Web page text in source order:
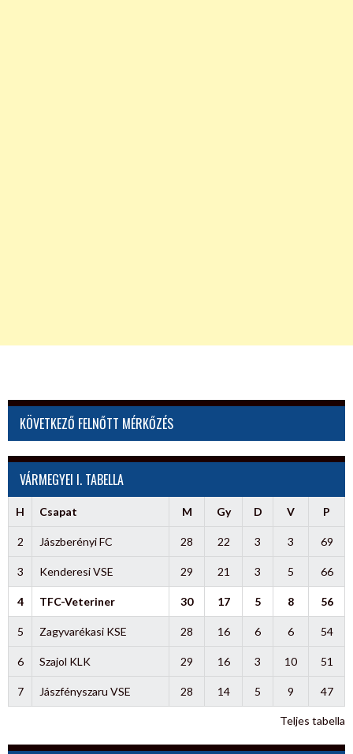
KÖVETKEZŐ FELNŐTT MÉRKŐZÉS
VÁRMEGYEI I. TABELLA
H Csapat M Gy D V P
2 Jászberényi FC 28 22 3 3 69
3 Kenderesi VSE 29 21 3 5 66
4 TFC-Veteriner 30 17 5 8 56
5 Zagyvarékasi KSE 28 16 6 6 54
6 Szajol KLK 29 16 3 10 51
7 Jászfényszaru VSE 28 14 5 9 47
Teljes tabella